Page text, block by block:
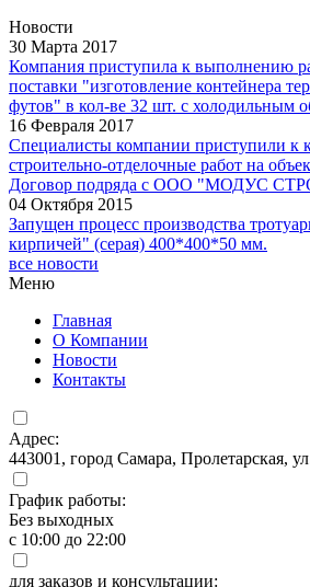
Новости
30 Марта 2017
Компания приступила к выполнению
поставки "изготовление контейнера
футов" в кол-ве 32 шт. с холодильным
16 Февраля 2017
Специалисты компании приступили к
строительно-отделочные работ на
Договор подряда с ООО "МОДУС
04 Октября 2015
Запущен процесс производства
кирпичей" (серая) 400*400*50 мм.
все новости
Меню
Главная
О Компании
Новости
Контакты
Адрес:
443001, город Самара, Пролетарская,
График работы:
Без выходных
с 10:00 до 22:00
для заказов и консультации: